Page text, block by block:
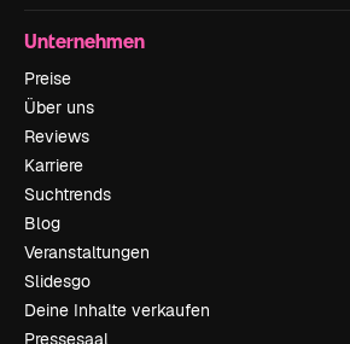
Unternehmen
Preise
Über uns
Reviews
Karriere
Suchtrends
Blog
Veranstaltungen
Slidesgo
Deine Inhalte verkaufen
Pressesaal